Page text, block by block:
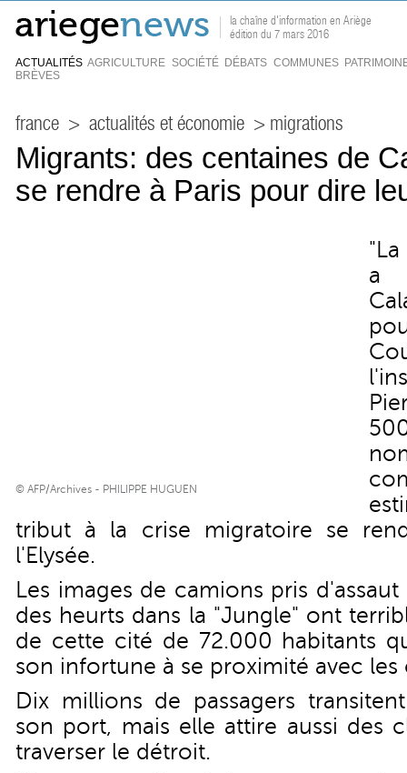
la chaîne d'information en Ariège
édition du 7 mars 2016
ACTUALITÉS AGRICULTURE SOCIÉTÉ DÉBATS COMMUNES
BRÈVES
france > actualités et économie > migrations
Migrants: des centaines de
se rendre à Paris pour dire
© AFP/Archives - PHILIPPE HUGUEN
a
tribut à la crise migratoire se
l'Elysée.
Les images de camions pris
des heurts dans la "Jungle" ont
de cette cité de 72.000 habitants
son infortune à se proximité avec les
Dix millions de passagers
son port, mais elle attire aussi des
traverser le détroit.